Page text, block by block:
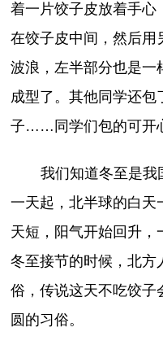
着一片饺子皮放着手心
在饺子皮中间，然后用
波浪，左半部分也是一
成型了。其他同学还
子……同学们包的可开
我们知道冬至是我
一天起，北半球的白天
天短，阳气开始回升，
冬至接节的时候，北方
俗，传说这天不吃饺子
圆的习俗。